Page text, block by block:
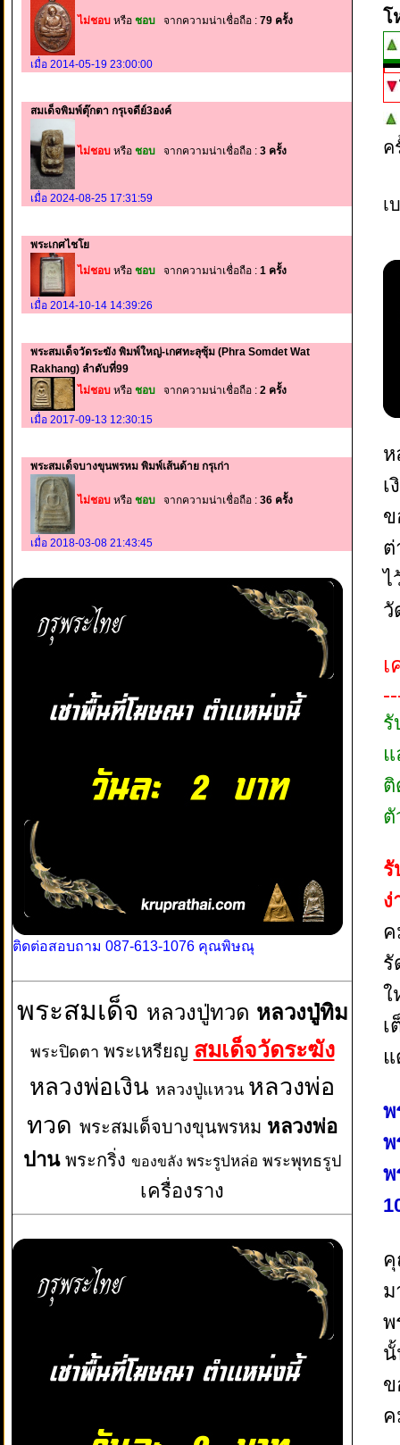
ไม่ชอบ หรือ ชอบ จากความน่าเชื่อถือ : 79 ครั้ง
เมื่อ 2014-05-19 23:00:00
สมเด็จพิมพ์ตุ๊กตา กรุเจดีย์3องค์
ไม่ชอบ หรือ ชอบ จากความน่าเชื่อถือ : 3 ครั้ง
เมื่อ 2024-08-25 17:31:59
พระเกศไชโย
ไม่ชอบ หรือ ชอบ จากความน่าเชื่อถือ : 1 ครั้ง
เมื่อ 2014-10-14 14:39:26
พระสมเด็จวัดระฆัง พิมพ์ใหญ่-เกศทะลุซุ้ม (Phra Somdet Wat
Rakhang) ลำดับที่99
ไม่ชอบ หรือ ชอบ จากความน่าเชื่อถือ : 2 ครั้ง
เมื่อ 2017-09-13 12:30:15
พระสมเด็จบางขุนพรหม พิมพ์เส้นด้าย กรุเก่า
ไม่ชอบ หรือ ชอบ จากความน่าเชื่อถือ : 36 ครั้ง
เมื่อ 2018-03-08 21:43:45
ติดต่อสอบถาม 087-613-1076 คุณพิษณุ
พระสมเด็จ หลวงปู่ทวด หลวงปู่ทิม
พระปิดตา พระเหรียญ สมเด็จวัดระฆัง
หลวงพ่อเงิน หลวงปู่แหวน หลวงพ่อ
ทวด พระสมเด็จบางขุนพรหม หลวงพ่อ
ปาน พระกริ่ง ของขลัง พระรูปหล่อ พระพุทธรูป
เครื่องราง
โ
เ
ห
เ
ข
ต่
ไ
วั
รั
ติ
ตั
รั
ง่
ค
รั
ใ
เ
พ
พ
พ
คุ
ม
พ
นั้
ข
ค